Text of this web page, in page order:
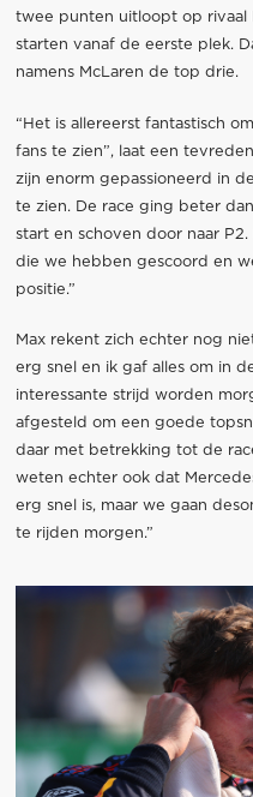
twee punten uitloopt op rivaal
starten vanaf de eerste plek.
namens McLaren de top drie.
“Het is allereerst fantastisch
fans te zien”, laat een
zijn enorm gepassioneerd in
te zien. De race ging beter
start en schoven door naar
die we hebben gescoord en
positie.”
Max rekent zich echter nog
erg snel en ik gaf alles om in
interessante strijd worden
afgesteld om een goede
daar met betrekking tot de
weten echter ook dat
erg snel is, maar we gaan
te rijden morgen.”